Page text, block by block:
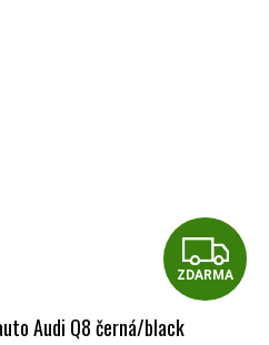
ZDARMA
Audi Q8 černá/black